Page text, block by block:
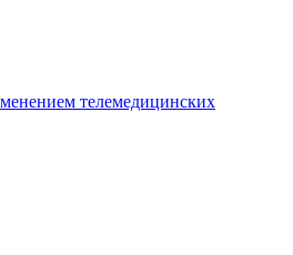
телемедицинских